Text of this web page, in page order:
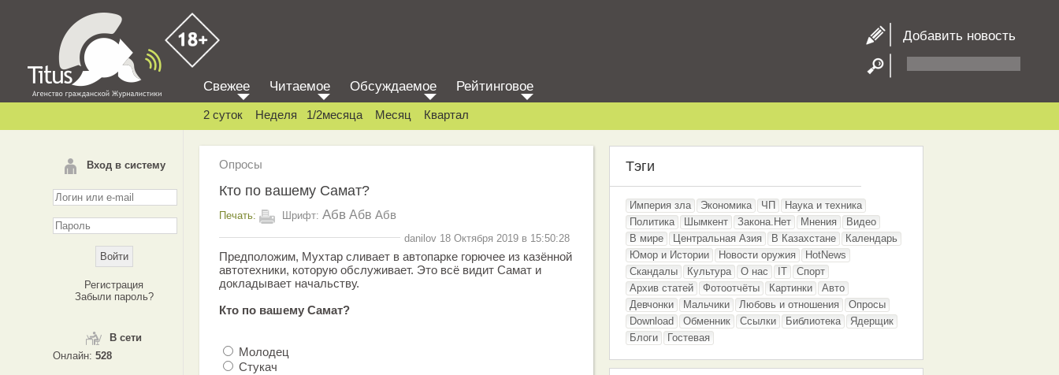
Добавить новость
Вход в систему
Регистрация
Забыли пароль?
В сети
Онлайн: 528
Свежее Читаемое Обсуждаемое Рейтинговое
2 суток Неделя 1/2месяца Месяц Квартал
Опросы
Кто по вашему Самат?
Печать: Шрифт: Абв Абв Абв
danilov 18 Октября 2019 в 15:50:28
Предположим, Мухтар сливает в автопарке горючее из казённой
автотехники, которую обслуживает. Это всё видит Самат и
докладывает начальству.
Кто по вашему Самат?
Молодец
Стукач
Тэги
Империя зла Экономика ЧП
Наука и техника
Политика
Шымкент Закона.Нет Мнения
Видео
В мире
Центральная Азия В Казахстане
Календарь
Юмор и Истории
Новости оружия
HotNews
Скандалы
Культура О нас IT
Спорт
Архив статей
Фотоотчёты Картинки
Авто
Девчонки
Мальчики Любовь и отношения
Опросы
Download
Обменник Ссылки Библиотека
Ядерщик
Блоги
Гостевая